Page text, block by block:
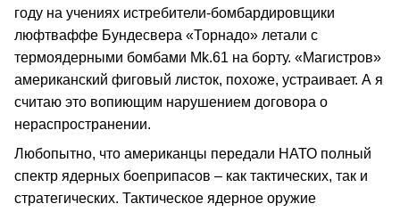
году на учениях истребители-бомбардировщики
люфтваффе Бундесвера «Торнадо» летали с
термоядерными бомбами Mk.61 на борту. «Магистров»
американский фиговый листок, похоже, устраивает. А я
считаю это вопиющим нарушением договора о
нераспространении.
Любопытно, что американцы передали НАТО полный
спектр ядерных боеприпасов – как тактических, так и
стратегических. Тактическое ядерное оружие